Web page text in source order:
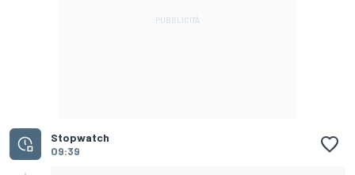
Stopwatch
09:39